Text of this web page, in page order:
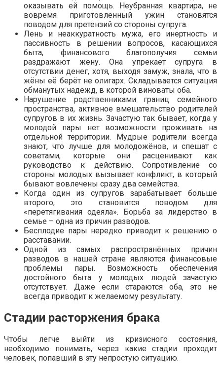
оказывать ей помощь. Неубранная квартира, не
вовремя приготовленный ужин становятся
поводом для претензий со стороны супруга.
Лень и неаккуратность мужа, его инертность и
пассивность в решении вопросов, касающихся
быта, финансового благополучия семьи
раздражают жену. Она упрекает супруга в
отсутствии денег, хотя, выходя замуж, знала, что в
жёны её берёт не олигарх. Складывается ситуация
обманутых надежд, в которой виноваты оба.
Нарушение родственниками границ семейного
пространства, активное вмешательство родителей
супругов в их жизнь. Зачастую так бывает, когда у
молодой пары нет возможности проживать на
отдельной территории. Мудрые родители всегда
знают, что лучше для молодожёнов, и спешат с
советами, которые они расценивают как
руководство к действию. Сопротивление со
стороны молодых вызывает конфликт, в который
бывают вовлечены сразу два семейства.
Когда один из супругов зарабатывает больше
второго, это становится поводом для
«перетягивания одеяла». Борьба за лидерство в
семье – одна из причин разводов.
Бесплодие пары нередко приводит к решению о
расставании.
Одной из самых распространённых причин
разводов в нашей стране являются финансовые
проблемы пары. Возможность обеспечения
достойного быта у молодых людей зачастую
отсутствует. Даже если стараются оба, это не
всегда приводит к желаемому результату.
Стадии расторжения брака
Чтобы легче выйти из кризисного состояния,
необходимо понимать, через какие стадии проходит
человек, попавший в эту непростую ситуацию.